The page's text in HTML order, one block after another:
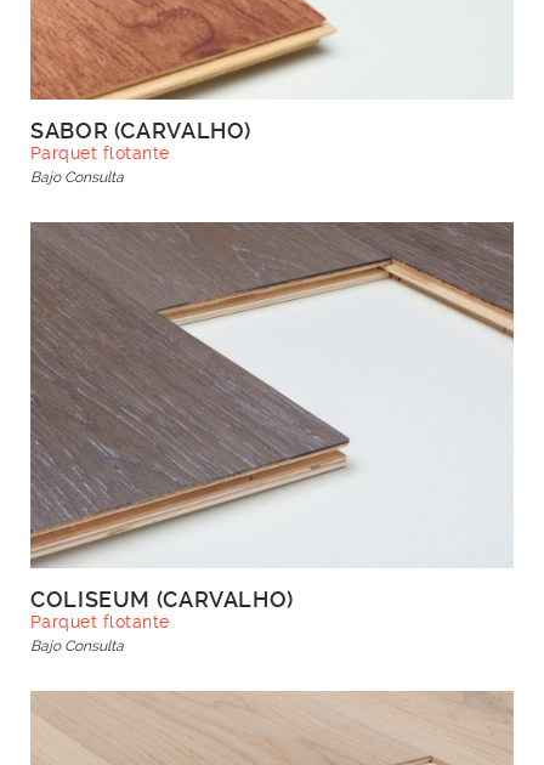
SABOR (CARVALHO)
Parquet flotante
Bajo Consulta
COLISEUM (CARVALHO)
Parquet flotante
Bajo Consulta